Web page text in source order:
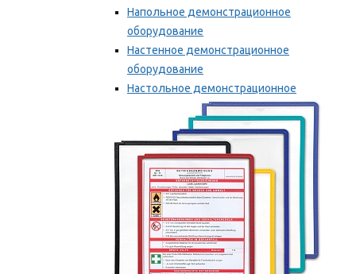
Напольное демонстрационное
оборудование
Настенное демонстрационное
оборудование
Настольное демонстрационное
оборудование
Мы рекомендуем